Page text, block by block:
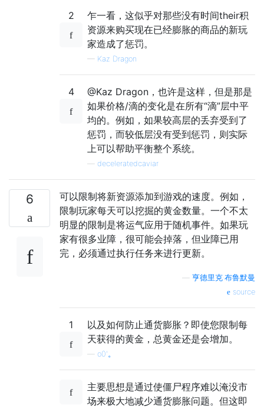
2
乍一看，这似乎对那些没有时间their积
资源来购买现在已经膨胀的商品的新玩
家造成了惩罚。
— Kaz Dragon
4
@Kaz Dragon，也许是这样，但是那是
如果价格/滴的变化是在所有“滴”层中平
均的。例如，如果较高层的丢弃受到了
惩罚，而较低层没有受到惩罚，则实际
上可以帮助平衡整个系统。
deceleratedcaviar
6
可以限制将新资源添加到游戏的速度。例如，
限制玩家每天可以挖掘的黄金数量。一个不太
明显的限制是将运气应用于随机事件。如果玩
家有很多业障，很可能会掉落，但业障已用
完，必须通过执行任务来进行更新。
亨德里克·布鲁默曼
source
1
以及如何防止通货膨胀？即使您限制每
天获得的黄金，总黄金还是会增加。
o0'。
主要思想是通过使僵尸程序难以淹没市
场来极大地减少通货膨胀问题。但这即